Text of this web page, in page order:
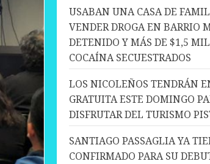
USABAN UNA CASA DE
VENDER DROGA EN BARRIO
DETENIDO Y MÁS DE $1,5
COCAÍNA SECUESTRADOS
LOS NICOLEÑOS TENDRÁN
GRATUITA ESTE DOMINGO
DISFRUTAR DEL TURISMO
SANTIAGO PASSAGLIA YA
CONFIRMADO PARA SU